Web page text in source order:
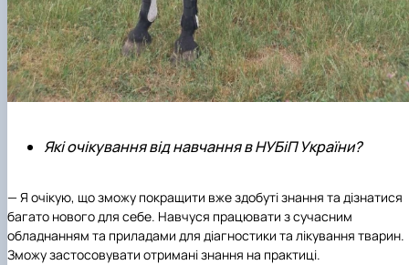
Які очікування від навчання в НУБіП України?
— Я очікую, що зможу покращити вже здобуті знання та дізнатися
багато нового для себе. Навчуся працювати з сучасним
обладнанням та приладами для діагностики та лікування тварин.
Зможу застосовувати отримані знання на практиці.